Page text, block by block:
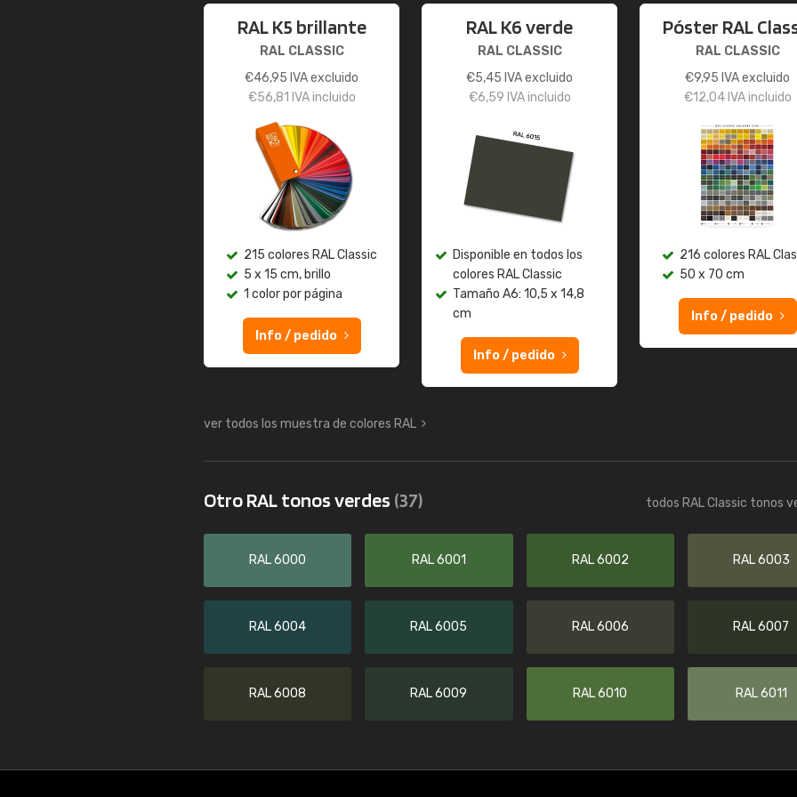
RAL K5 brillante
RAL CLASSIC
€46,95 IVA excluido
€56,81 IVA incluido
215 colores RAL Classic
5 x 15 cm, brillo
1 color por página
Info / pedido
RAL K6 verde
RAL CLASSIC
€5,45 IVA excluido
€6,59 IVA incluido
Disponible en todos los
colores RAL Classic
Tamaño A6: 10,5 x 14,8
cm
Info / pedido
Póster RAL
RAL CLASSIC
€9,95 IVA excluido
€12,04IVA incluido
216 colores RAL
50 x 70 cm
Info / pedido
ver todos los muestra de colores RAL
Otro RAL tonos verdes (37) todos RAL Classic tonos
RAL 6000 RAL 6001 RAL 6002 RAL 6003
RAL 6004 RAL 6005 RAL 6006 RAL 6007
RAL 6008 RAL 6009 RAL 6010 RAL 6011